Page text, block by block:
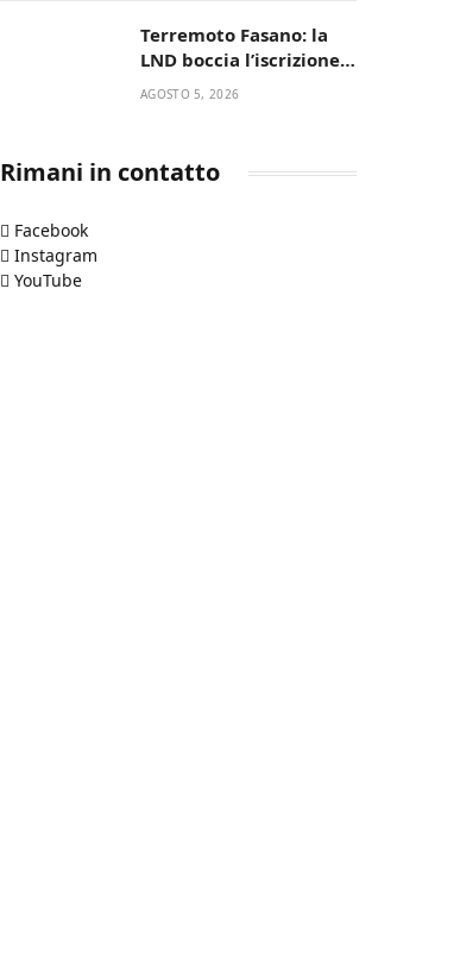
Terremoto Fasano: la
LND boccia l’iscrizione,
biancazzurri fuori dalla
AGOSTO 5, 2026
Rimani in contatto
Facebook
Instagram
YouTube